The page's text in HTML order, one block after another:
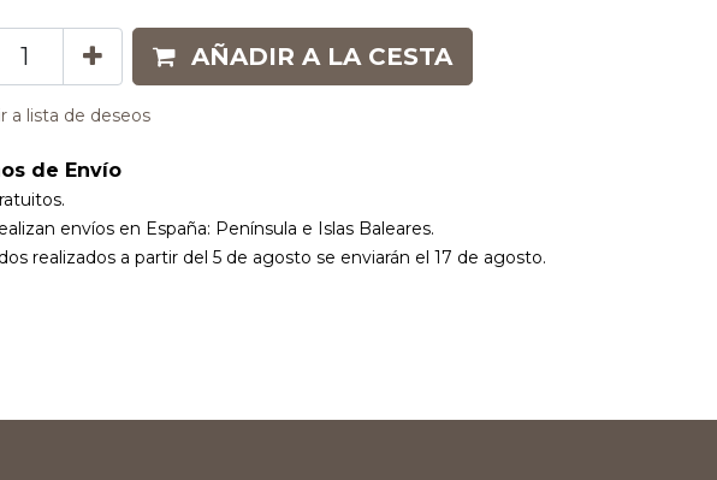
AÑADIR A LA CESTA
a lista de deseos
de Envío
envíos en España: Península e Islas Baleares.
realizados a partir del 5 de agosto se enviarán el 17 de agosto.